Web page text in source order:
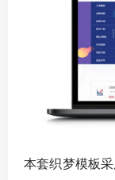
本套织梦模板